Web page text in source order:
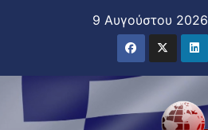
9 Αυγούστου 2026